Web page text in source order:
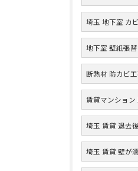
埼玉 地下室 カ
地下室 壁紙張
断熱材 防カビ
賃貸マンション
埼玉 賃貸 退去
埼玉 賃貸 壁が